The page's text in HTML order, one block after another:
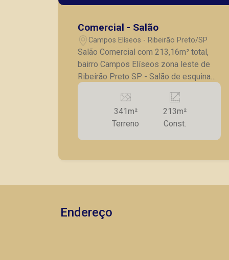
Comercial - Salão
Campos Elíseos - Ribeirão Preto/SP
Salão Comercial com 213,16m² total,
bairro Campos Elíseos zona leste de
Ribeirão Preto SP - Salão de esquina
em avenida com grande fluxo de
movimento - Portas de vidro; - 02
Salões individuais grandes; - 03 Salas
menores; - 04 banheiros; - 02 Cozinha; -
Mezanino; A Piramid tem como objetivo
segurança, em locação, vendas de
nos principais lançamentos da cidade
341m²
Terreno
213m²
Const.
Endereço